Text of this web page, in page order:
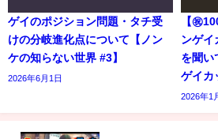
ゲイのポジション問題・タチ受
けの分岐進化点について【ノン
ケの知らない世界 #3】
2026年6月1日
【㊗️
ンゲイ
を聞
ゲイカ
2026年1